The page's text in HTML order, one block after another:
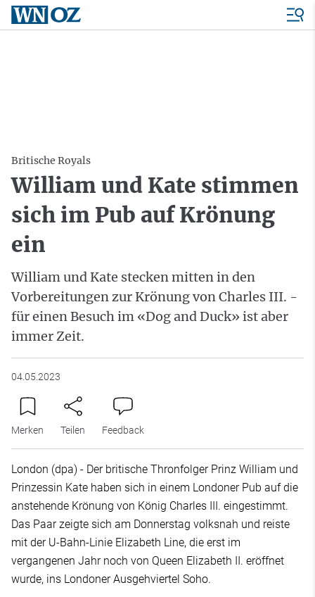
Britische Royals
William und Kate stimmen
sich im Pub auf Krönung
ein
William und Kate stecken mitten in den
Vorbereitungen zur Krönung von Charles III. -
für einen Besuch im «Dog and Duck» ist aber
immer Zeit.
04.05.2023
Merken Teilen Feedback
London (dpa) - Der britische Thronfolger Prinz William und
Prinzessin Kate haben sich in einem Londoner Pub auf die
anstehende Krönung von König Charles III. eingestimmt.
Das Paar zeigte sich am Donnerstag volksnah und reiste
mit der U-Bahn-Linie Elizabeth Line, die erst im
vergangenen Jahr noch von Queen Elizabeth II. eröffnet
wurde, ins Londoner Ausgehviertel Soho.